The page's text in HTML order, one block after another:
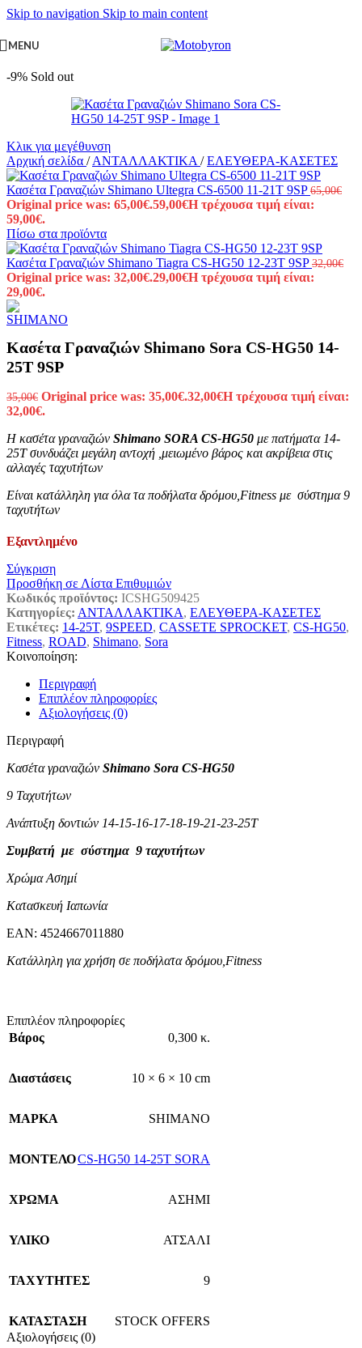
Skip to navigation Skip to main content
MENU
-9% Sold out
Κλικ για μεγέθυνση
Αρχική σελίδα / ΑΝΤΑΛΛΑΚΤΙΚΑ / ΕΛΕΥΘΕΡΑ-ΚΑΣΕΤΕΣ
Κασέτα Γραναζιών Shimano Ultegra CS-6500 11-21T 9SP65,00€
Original price was: 65,00€.59,00€Η τρέχουσα τιμή είναι:
59,00€.
Πίσω στα προϊόντα
Κασέτα Γραναζιών Shimano Tiagra CS-HG50 12-23T 9SP32,00€
Original price was: 32,00€.29,00€Η τρέχουσα τιμή είναι:
29,00€.
Κασέτα Γραναζιών Shimano Sora CS-HG50 14-
25T 9SP
35,00€ Original price was: 35,00€.32,00€Η τρέχουσα τιμή είναι:
32,00€.
H κασέτα γραναζιών Shimano SORA CS-HG50 με πατήματα 14-
25Τ συνδυάζει μεγάλη αντοχή ,μειωμένο βάρος και ακρίβεια στις
αλλαγές ταχυτήτων
Είναι κατάλληλη για όλα τα ποδήλατα δρόμου,Fitness με σύστημα 9
ταχυτήτων
Εξαντλημένο
Σύγκριση
Προσθήκη σε Λίστα Επιθυμιών
Κωδικός προϊόντος: ICSHG509425
Κατηγορίες: ΑΝΤΑΛΛΑΚΤΙΚΑ, ΕΛΕΥΘΕΡΑ-ΚΑΣΕΤΕΣ
Ετικέτες: 14-25T, 9SPEED, CASSETE SPROCKET, CS-HG50,
Fitness, ROAD, Shimano, Sora
Κοινοποίηση:
Περιγραφή
Επιπλέον πληροφορίες
Αξιολογήσεις (0)
Περιγραφή
Κασέτα γραναζιών Shimano Sora CS-HG50
9 Ταχυτήτων
Ανάπτυξη δοντιών 14-15-16-17-18-19-21-23-25T
Συμβατή με σύστημα 9 ταχυτήτων
Χρώμα Ασημί
Κατασκευή Ιαπωνία
EAN: 4524667011880
Κατάλληλη για χρήση σε ποδήλατα δρόμου,Fitness
Επιπλέον πληροφορίες
Βάρος
0,300 κ.
Διαστάσεις 10 × 6 × 10 cm
ΜΑΡΚΑ SHIMANO
ΜΟΝΤΕΛΟCS-HG50 14-25T SORA
ΧΡΩΜΑ ΑΣΗΜΙ
ΥΛΙΚΟ ΑΤΣΑΛΙ
ΤΑΧΥΤΗΤΕΣ 9
ΚΑΤΑΣΤΑΣΗ
STOCK OFFERS
Αξιολογήσεις (0)